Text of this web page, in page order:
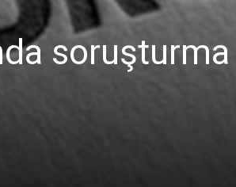
soruşturma